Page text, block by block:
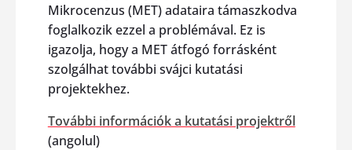
Mikrocenzus (MET) adataira támaszkodva
foglalkozik ezzel a problémával. Ez is
igazolja, hogy a MET átfogó forrásként
szolgálhat további svájci kutatási
projektekhez.
További információk a kutatási projektről
(angolul)